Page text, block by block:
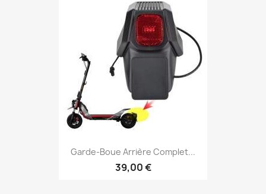
Garde-Boue Arrière Complet...
39,00 €